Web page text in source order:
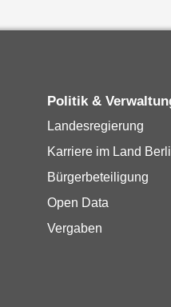
Politik &
Landesregierung
Karriere im Land
Bürgerbeteiligung
Open Data
Vergaben